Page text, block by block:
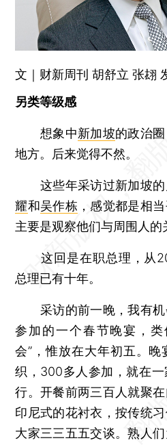
文｜财新周刊 胡舒立 张翃
另类等级感
想象中新加坡的政治
地方。后来觉得不然。
这些年采访过新加坡的
耀和吴作栋 ，感觉都是相
主要是观察他们与周围人的
这回是在职总理，从
总理已有十年。
采访的前一晚，我有机
参加的一个春节晚宴，
会”，惟放在大年初五。
织，300多人参加，就在
行。开餐前两三百人就聚
印尼式的花衬衣，按传统
大家三三五五交谈。熟人